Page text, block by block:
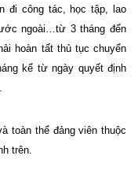
đi công tác, học tập, lao
ngoài…từ 3 tháng đến
hoàn tất thủ tục chuyển
kể từ ngày quyết định
toàn thể đảng viên thuộc
trên.